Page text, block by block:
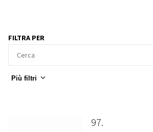
FILTRA PER
Più filtri
97